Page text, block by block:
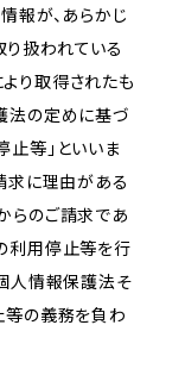
報が、あらかじ
扱われている
り取得されたも
法の定めに基づ
止等」といいま
求に理由がある
らのご請求であ
利用停止等を行
人情報保護法そ
等の義務を負わ